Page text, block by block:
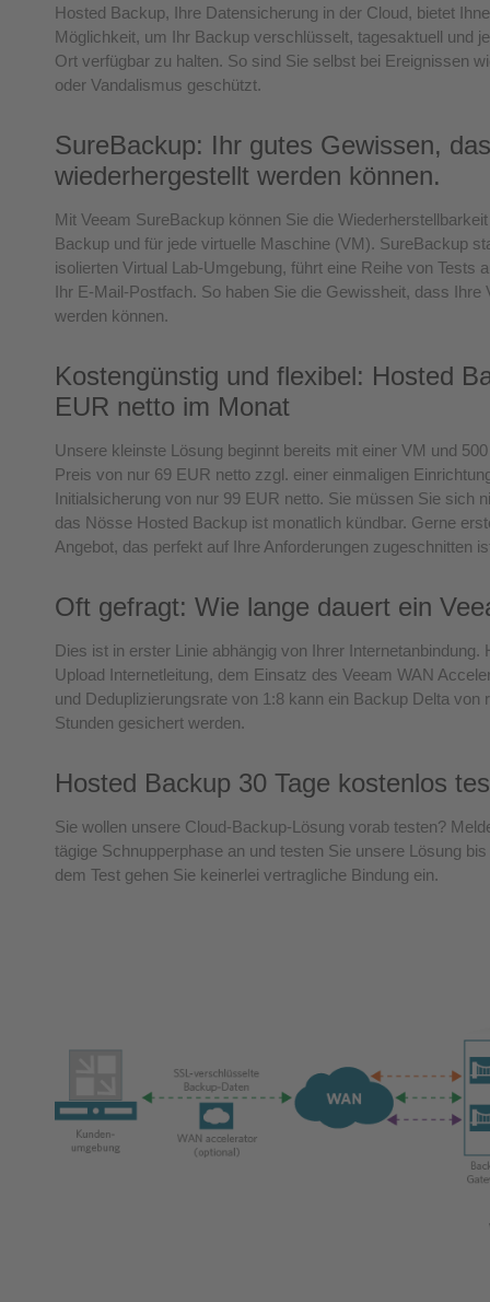
Hosted Backup, Ihre Datensicherung in der Cloud, bietet
Möglichkeit, um Ihr Backup verschlüsselt, tagesaktuell und
Ort verfügbar zu halten. So sind Sie selbst bei Ereignissen
oder Vandalismus geschützt.
SureBackup: Ihr gutes Gewissen,
wiederhergestellt werden können.
Mit Veeam SureBackup können Sie die
Backup und für jede virtuelle Maschine (VM). SureBackup
isolierten Virtual Lab-Umgebung, führt eine Reihe von Tests
Ihr E-Mail-Postfach. So haben Sie die Gewissheit, dass Ihre
werden können.
Kostengünstig und flexibel: Hosted
EUR netto im Monat
Unsere kleinste Lösung beginnt bereits mit einer VM und
Preis von nur 69 EUR netto zzgl. einer einmaligen
Initialsicherung von nur 99 EUR netto. Sie müssen Sie sich
das Nösse Hosted Backup ist monatlich kündbar. Gerne
Angebot, das perfekt auf Ihre Anforderungen zugeschnitten
Oft gefragt: Wie lange dauert ein
Dies ist in erster Linie abhängig von Ihrer
Upload Internetleitung, dem Einsatz des Veeam WAN
und Deduplizierungsrate von 1:8 kann ein Backup Delta von
Stunden gesichert werden.
Hosted Backup 30 Tage kostenlos
Sie wollen unsere Cloud-Backup-Lösung vorab testen?
tägige Schnupperphase an und testen Sie unsere Lösung
dem Test gehen Sie keinerlei vertragliche Bindung ein.